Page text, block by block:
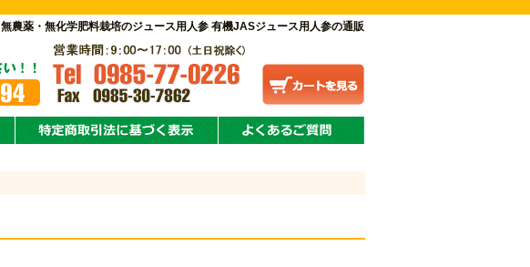
無農薬・無化学肥料栽培のジュース用人参 有機JASジュース用人参の通販